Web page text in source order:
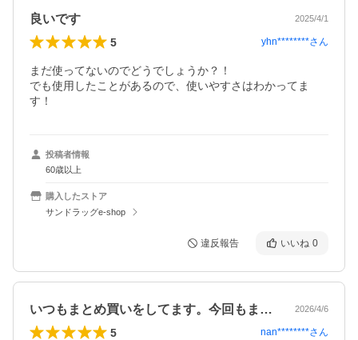
良いです 2025/4/1
5 yhn********さん
まだ使ってないのでどうでしょうか？！
でも使用したことがあるので、使いやすさはわかってま
す！
投稿者情報
60歳以上
購入したストア
サンドラッグe-shop
違反報告 いいね 0
いつもまとめ買いをしてます。今回もまと… 2026/4/6
5 nan********さん